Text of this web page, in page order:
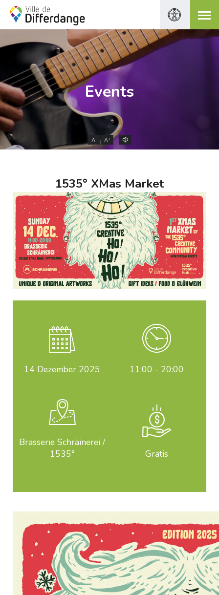
Events
A- A+
1535° XMas Market
14 Dezember 2025 11:00 - 20:00
Brasserie Schräinerei /
1535°
Gratis